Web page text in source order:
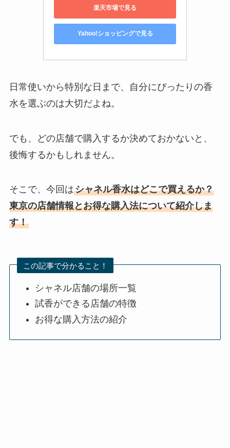
楽天市場で見る
Yahoo!ショッピングで見る
日常使いから特別な日まで、自分にぴったりの香
水を選ぶのは大切だよね。
でも、どの店舗で購入するか決めておかないと、
後悔するかもしれません。
そこで、今回はシャネル香水はどこで買えるか？
東京の店舗情報とお得な購入法について紹介しま
す！
この記事で分かること！
シャネル店舗の場所一覧
試香ができる店舗の特徴
お得な購入方法の紹介